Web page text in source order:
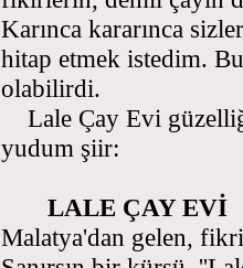
Karınca kararınca
hitap etmek istedim.
olabilirdi.
Lale Çay Evi
yudum şiir:
LALE ÇAY EVİ
Malatya'dan gelen,